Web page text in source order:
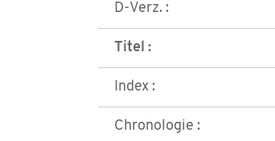
D-Verz. :
Titel :
Index :
Chronologie :